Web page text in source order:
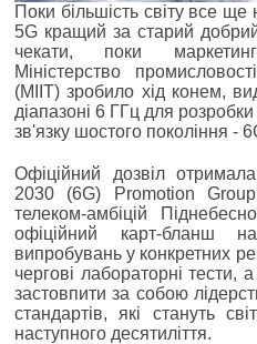
Поки більшість світу все ще
5G кращий за старий
чекати, поки
Міністерство
(MIIT) зробило хід конем,
діапазоні 6 ГГц для
зв'язку шостого покоління -
Офіційний дозвіл
2030 (6G) Promotion
телеком-амбіцій
офіційний карт-бланш
випробувань у конкретних
чергові лабораторні тести,
застовпити за собою
стандартів, які стануть
наступного десятиліття.